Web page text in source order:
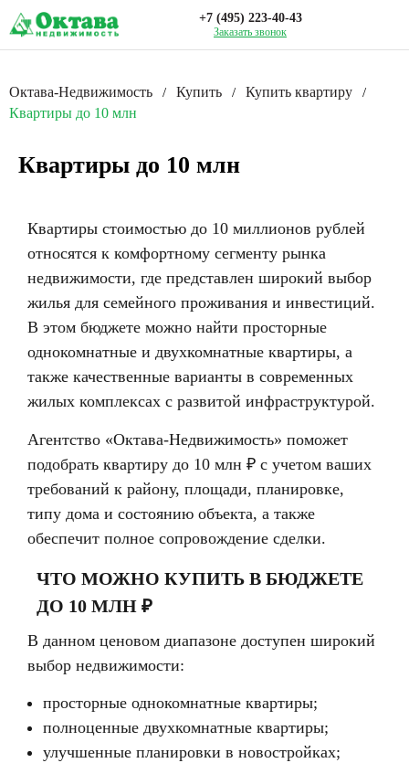
+7 (495) 223-40-43
Заказать звонок
Октава-Недвижимость / Купить / Купить квартиру /
Квартиры до 10 млн
Квартиры до 10 млн
Квартиры стоимостью до 10 миллионов рублей
относятся к комфортному сегменту рынка
недвижимости, где представлен широкий выбор
жилья для семейного проживания и инвестиций.
В этом бюджете можно найти просторные
однокомнатные и двухкомнатные квартиры, а
также качественные варианты в современных
жилых комплексах с развитой инфраструктурой.
Агентство «Октава-Недвижимость» поможет
подобрать квартиру до 10 млн ₽ с учетом ваших
требований к району, площади, планировке,
типу дома и состоянию объекта, а также
обеспечит полное сопровождение сделки.
ЧТО МОЖНО КУПИТЬ В БЮДЖЕТЕ
ДО 10 МЛН ₽
В данном ценовом диапазоне доступен широкий
выбор недвижимости:
просторные однокомнатные квартиры;
полноценные двухкомнатные квартиры;
улучшенные планировки в новостройках;